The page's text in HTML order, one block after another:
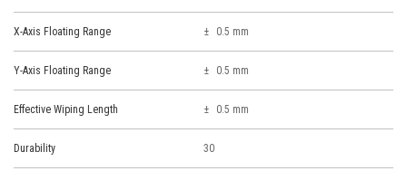
X-Axis Floating Range 0.5 mm
Y-Axis Floating Range 0.5 mm
Effective Wiping Length 0.5 mm
Durability 30